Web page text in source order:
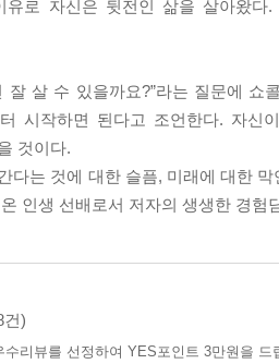
섹스 앤 더 시티〉를 무척 좋아한
린 세계에 완전히 빠져들었다. 주
넣었다.
내기는 큰 즐거움이다」 중에서
조인 우리 집은 칸막이를 허물고
속 작은 지혜와 아이디어」 중에서
유로 자신은 뒷전인 삶을 살아왔
잘 살 수 있을까요?”라는 질문에 쇼
시작하면 된다고 조언한다. 자
것이다.
다는 것에 대한 슬픔, 미래에 대한
인생 선배로서 저자의 생생한 경
건)
수리뷰를 선정하여 YES포인트 3만원을 드